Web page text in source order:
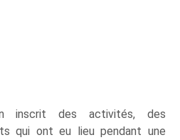
inscrit des activités, des
qui ont eu lieu pendant une